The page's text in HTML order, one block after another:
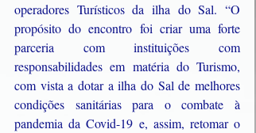
operadores Turísticos da ilha do Sal. “O
propósito do encontro foi criar uma forte
parceria com instituições com
responsabilidades em matéria do Turismo,
com vista a dotar a ilha do Sal de melhores
condições sanitárias para o combate à
pandemia da Covid-19 e, assim, retomar o